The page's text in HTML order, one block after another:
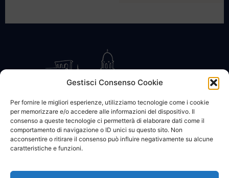
Gestisci Consenso Cookie
Per fornire le migliori esperienze, utilizziamo tecnologie come i cookie
per memorizzare e/o accedere alle informazioni del dispositivo. Il
consenso a queste tecnologie ci permetterà di elaborare dati come il
comportamento di navigazione o ID unici su questo sito. Non
acconsentire o ritirare il consenso può influire negativamente su alcune
caratteristiche e funzioni.
CONTATTACI COOKIE POLICY PRIVACY